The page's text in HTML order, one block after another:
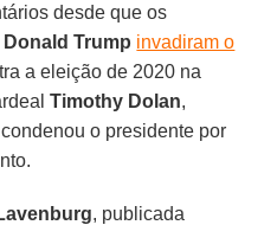
desde que os
Donald Trump invadiram o
a eleição de 2020 na
Timothy Dolan,
condenou o presidente por
, publicada